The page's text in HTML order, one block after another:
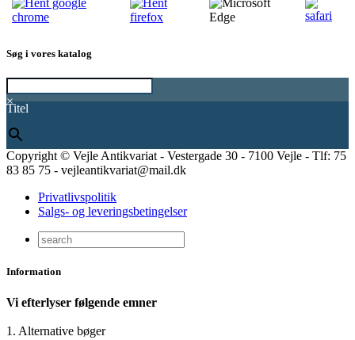
Søg i vores katalog
×
Titel
Copyright © Vejle Antikvariat - Vestergade 30 - 7100 Vejle - Tlf: 75
83 85 75 - vejleantikvariat@mail.dk
Privatlivspolitik
Salgs- og leveringsbetingelser
Information
Vi efterlyser følgende emner
1. Alternative bøger